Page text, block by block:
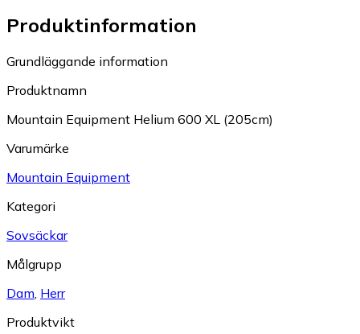
Produktinformation
Grundläggande information
Produktnamn
Mountain Equipment Helium 600 XL (205cm)
Varumärke
Mountain Equipment
Kategori
Sovsäckar
Målgrupp
Dam, Herr
Produktvikt